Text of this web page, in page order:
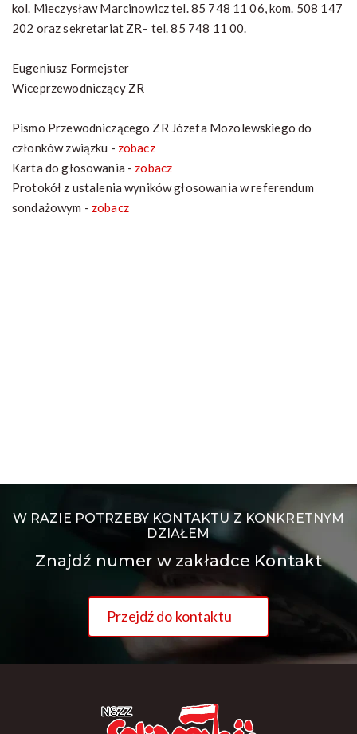
kol. Mieczysław Marcinowicz tel. 85 748 11 06, kom. 508 147
202 oraz sekretariat ZR– tel. 85 748 11 00.
Eugeniusz Formejster
Wiceprzewodniczący ZR
Pismo Przewodniczącego ZR Józefa Mozolewskiego do
członków związku - zobacz
Karta do głosowania - zobacz
Protokół z ustalenia wyników głosowania w referendum
sondażowym - zobacz
W RAZIE POTRZEBY KONTAKTU Z KONKRETNYM
DZIAŁEM
Znajdź numer w zakładce Kontakt
Przejdź do kontaktu